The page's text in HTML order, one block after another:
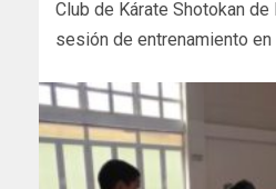
Club de Kárate Shotokan de
sesión de entrenamiento en